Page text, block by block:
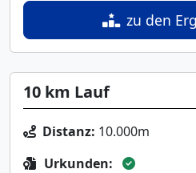
zu den
10 km Lauf
Distanz: 10.000m
Urkunden: